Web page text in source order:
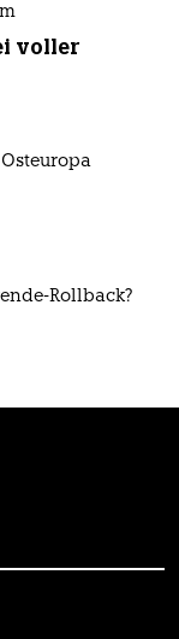
voller
Rollback?